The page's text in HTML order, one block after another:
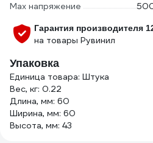
Max напряжение
Гарантия производителя
на товары Рувинил
Упаковка
Единица товара: Штука
Вес, кг: 0.22
Длина, мм: 60
Ширина, мм: 60
Высота, мм: 43